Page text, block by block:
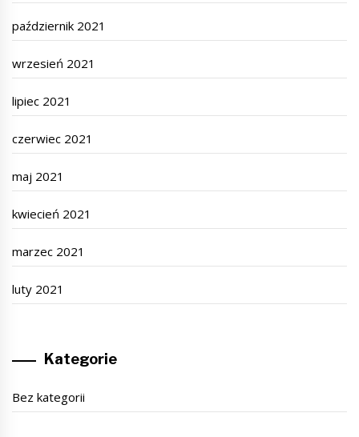
październik 2021
wrzesień 2021
lipiec 2021
czerwiec 2021
maj 2021
kwiecień 2021
marzec 2021
luty 2021
Kategorie
Bez kategorii